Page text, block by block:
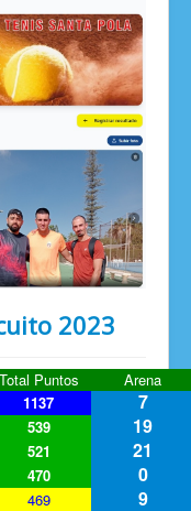
2023
Total Puntos
Arena
1137 7
539 19
521 21
470 0
469 9